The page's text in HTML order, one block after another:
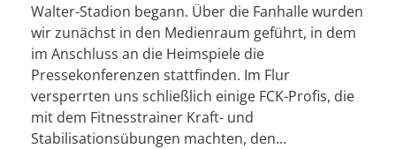
Walter-Stadion begann. Über die Fanhalle wurden
wir zunächst in den Medienraum geführt, in dem
im Anschluss an die Heimspiele die
Pressekonferenzen stattfinden. Im Flur
versperrten uns schließlich einige FCK-Profis, die
mit dem Fitnesstrainer Kraft- und
Stabilisationsübungen machten, den...